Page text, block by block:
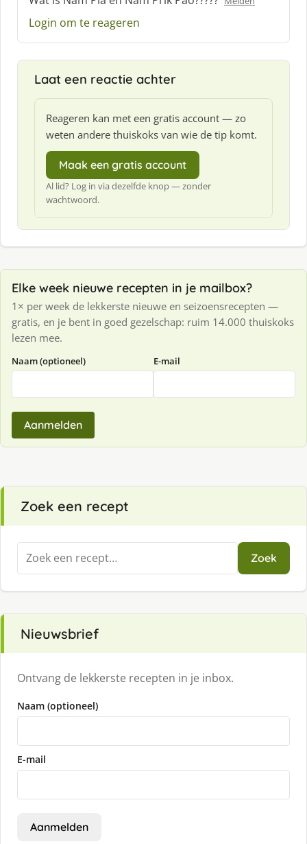
h
r
Login om te reageren
Laat een reactie achter
Reageren kan met een gratis account — zo
weten andere thuiskoks van wie de tip komt.
Maak een gratis account
Al lid? Log in via dezelfde knop — zonder
wachtwoord.
Elke week nieuwe recepten in je mailbox?
1× per week de lekkerste nieuwe en seizoensrecepten —
gratis, en je bent in goed gezelschap: ruim 14.000 thuiskoks
lezen mee.
Naam (optioneel) E-mail
Aanmelden
Zoek een recept
Zoeken
naar:
Zoek
Nieuwsbrief
Ontvang de lekkerste recepten in je inbox.
Naam (optioneel)
E-mail
Aanmelden